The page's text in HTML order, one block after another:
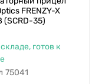
FRENZY-X
(SCRD-35)
готов к
75041